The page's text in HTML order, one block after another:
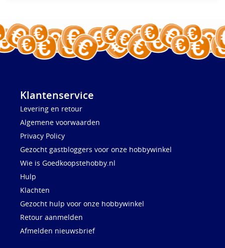
Klantenservice
Levering en retour
Algemene voorwaarden
Privacy Policy
Gezocht gastbloggers voor onze hobbywinkel
Wie is Goedkoopstehobby.nl
Hulp
Klachten
Gezocht hulp voor onze hobbywinkel
Retour aanmelden
Afmelden nieuwsbrief